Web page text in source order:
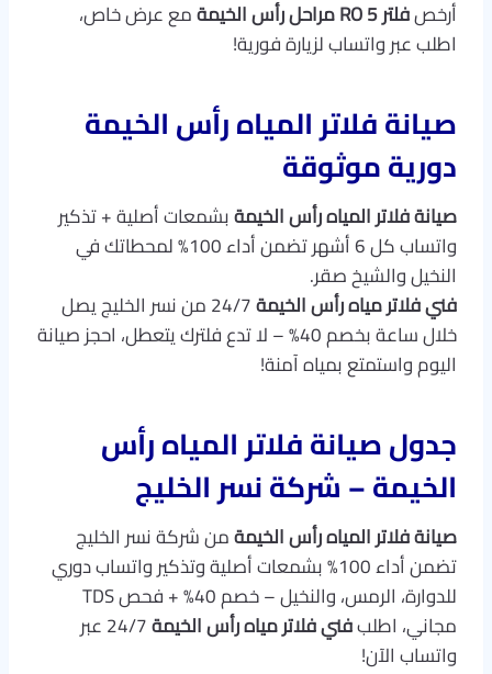
أرخصفلتر RO 5 مراحل رأس الخيمة
مع عرض خاص،
اطلب عبر واتساب لزيارة فورية!
صيانة فلاتر المياه رأس الخيمة
دورية موثوقة
صيانة فلاتر المياه رأس الخيمةبشمعات أصلية + تذكير
واتساب كل 6 أشهر تضمن أداء 100% لمحطاتك في
النخيل والشيخ صقر.
فني فلاتر مياه رأس الخيمة
24/7 من نسر الخليج يصل
خلال ساعة بخصم 40% – لا تدع فلترك يتعطل، احجز صيانة
اليوم واستمتع بمياه آمنة!
جدول صيانة فلاتر المياه رأس
الخيمة – شركة نسر الخليج
صيانة فلاتر المياه رأس الخيمةمن شركة نسر الخليج
تضمن أداء 100% بشمعات أصلية وتذكير واتساب دوري
للدوارة، الرمس، والنخيل – خصم 40% + فحص TDS
مجاني، اطلبفني فلاتر مياه رأس الخيمة
24/7 عبر
واتساب الآن!